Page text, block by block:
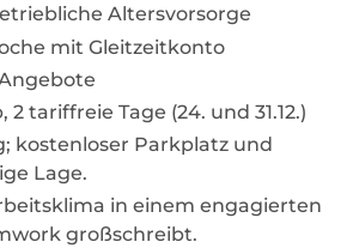
Altersvorsorge
mit Gleitzeitkonto
2 tariffreie Tage (24. und 31.12.)
kostenloser Parkplatz und
Lage.
in einem engagierten
großschreibt.